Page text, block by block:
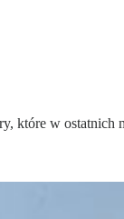
które w ostatnich